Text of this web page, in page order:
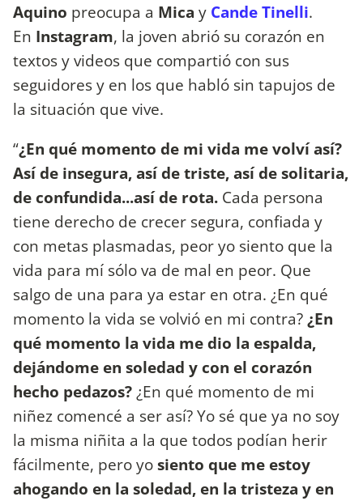
Aquino preocupa a Mica y Cande Tinelli.
En Instagram, la joven abrió su corazón en
textos y videos que compartió con sus
seguidores y en los que habló sin tapujos de
la situación que vive.
“¿En qué momento de mi vida me volví así?
Así de insegura, así de triste, así de solitaria,
de confundida...así de rota. Cada persona
tiene derecho de crecer segura, confiada y
con metas plasmadas, peor yo siento que la
vida para mí sólo va de mal en peor. Que
salgo de una para ya estar en otra. ¿En qué
momento la vida se volvió en mi contra?¿En
qué momento la vida me dio la espalda,
dejándome en soledad y con el corazón
hecho pedazos?¿En qué momento de mi
niñez comencé a ser así? Yo sé que ya no soy
la misma niñita a la que todos podían herir
fácilmente, pero yosiento que me estoy
ahogando en la soledad, en la tristeza y en